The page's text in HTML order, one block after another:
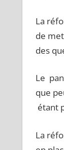
La
de
des
Le
que
étant
La